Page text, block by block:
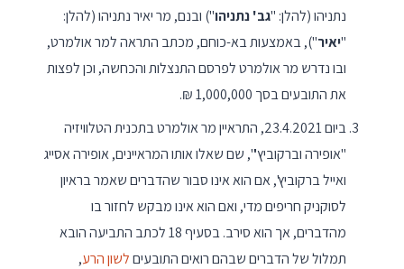
נתניהו (להלן: "גב' נתניהו") ובנם, מר יאיר נתניהו (להלן:
"יאיר"), באמצעות בא-כוחם, מכתב התראה למר אולמרט,
ובו נדרש מר אולמרט לפרסם התנצלות והכחשה, וכן לפצות
את התובעים בסך 1,000,000 ₪.
ביום 23.4.2021, התראיין מר אולמרט בתכנית הטלוויזיה
"אופירה וברקוביץ'", שם שאלו אותו המראיינים, אופירה אסייג
ואייל ברקוביץ', אם הוא אינו סבור שהדברים שאמר בראיון
לסוקניק חריפים מדי, ואם הוא אינו מבקש לחזור בו
מהדברים, אך הוא סירב. בסעיף 18 לכתב התביעה הובא
תמלול של הדברים שבהם רואים התובעיםלשון הרע,